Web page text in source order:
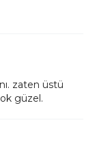
zaten üstü
güzel.